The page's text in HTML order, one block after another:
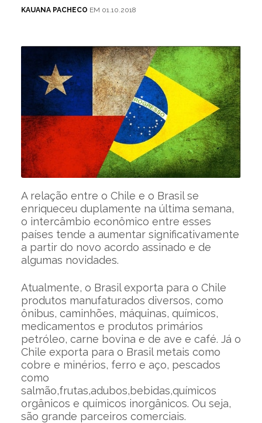
KAUANA PACHECO EM 01.10.2018
A relação entre o Chile e o Brasil se
enriqueceu duplamente na última semana,
o intercâmbio econômico entre esses
países tende a aumentar significativamente
a partir do novo acordo assinado e de
algumas novidades.
Atualmente, o Brasil exporta para o Chile
produtos manufaturados diversos, como
ônibus, caminhões, máquinas, químicos,
medicamentos e produtos primários
petróleo, carne bovina e de ave e café. Já o
Chile exporta para o Brasil metais como
cobre e minérios, ferro e aço, pescados
como
salmão,frutas,adubos,bebidas,químicos
orgânicos e químicos inorgânicos. Ou seja,
são grande parceiros comerciais.